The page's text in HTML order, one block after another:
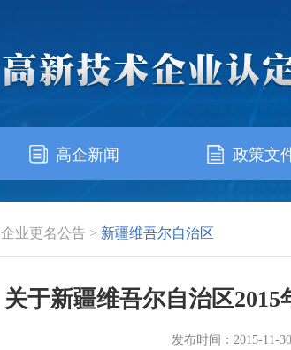
高企新闻 政策文
企业更名公告 > 新疆维吾尔自治区
关于新疆维吾尔自治区
发布时间：2015-11-